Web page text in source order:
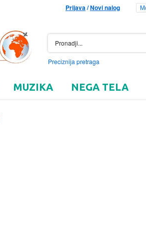
Prijava/Novi nalog
Preciznija pretraga
MUZIKA NEGA TELA